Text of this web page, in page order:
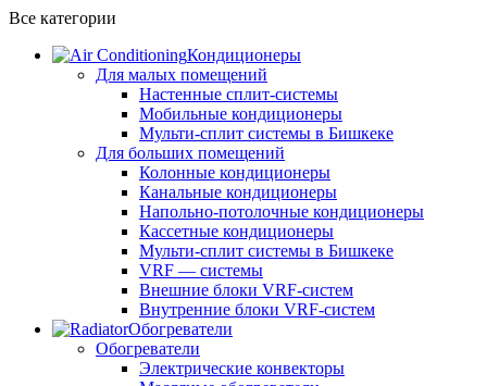
Все категории
Кондиционеры
Для малых помещений
Настенные сплит-системы
Мобильные кондиционеры
Мульти-сплит системы в Бишкеке
Для больших помещений
Колонные кондиционеры
Канальные кондиционеры
Напольно-потолочные кондиционеры
Кассетные кондиционеры
Мульти-сплит системы в Бишкеке
VRF — системы
Внешние блоки VRF-систем
Внутренние блоки VRF-систем
Обогреватели
Обогреватели
Электрические конвекторы